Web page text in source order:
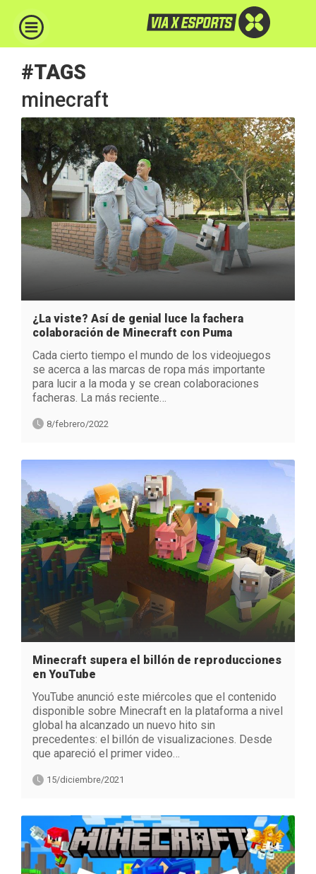
#TAGS
minecraft
¿La viste? Así de genial luce la fachera
colaboración de Minecraft con Puma
Cada cierto tiempo el mundo de los videojuegos
se acerca a las marcas de ropa más importante
para lucir a la moda y se crean colaboraciones
facheras. La más reciente…
8/febrero/2022
Minecraft supera el billón de reproducciones
en YouTube
YouTube anunció este miércoles que el contenido
disponible sobre Minecraft en la plataforma a nivel
global ha alcanzado un nuevo hito sin
precedentes: el billón de visualizaciones. Desde
que apareció el primer video…
15/diciembre/2021